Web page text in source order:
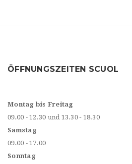
ÖFFNUNGSZEITEN SCUOL
Montag bis Freitag
09.00 - 12.30 und 13.30 - 18.30
Samstag
09.00 - 17.00
Sonntag